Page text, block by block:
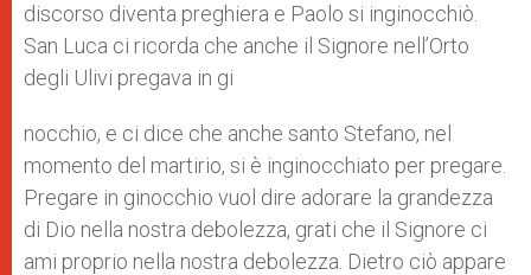
discorso diventa preghiera e Paolo si inginocchiò.
San Luca ci ricorda che anche il Signore nell’Orto
degli Ulivi pregava in gi
nocchio, e ci dice che anche santo Stefano, nel
momento del martirio, si è inginocchiato per pregare.
Pregare in ginocchio vuol dire adorare la grandezza
di Dio nella nostra debolezza, grati che il Signore ci
ami proprio nella nostra debolezza. Dietro ciò appare